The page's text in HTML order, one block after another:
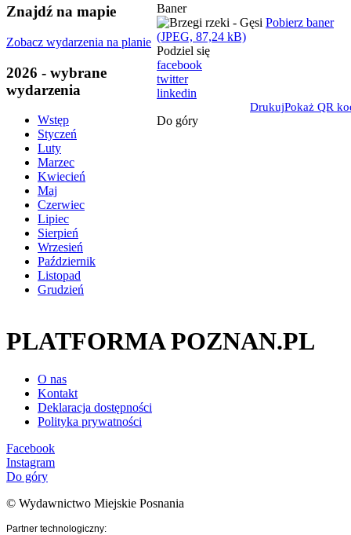
Znajdź na mapie
Zobacz wydarzenia na planie
2026 - wybrane
wydarzenia
Wstęp
Styczeń
Luty
Marzec
Kwiecień
Maj
Czerwiec
Lipiec
Sierpień
Wrzesień
Październik
Listopad
Grudzień
Baner
Pobierz baner
(JPEG, 87,24 kB)
Podziel się
facebook
twitter
linkedin
DrukujPokaż QR
Do góry
PLATFORMA POZNAN.PL
O nas
Kontakt
Deklaracja dostępności
Polityka prywatności
Facebook
Instagram
Do góry
© Wydawnictwo Miejskie Posnania
Partner technologiczny: